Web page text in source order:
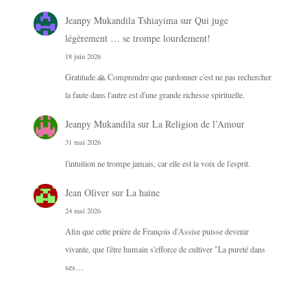
Jeanpy Mukandila Tshiayimasur Qui juge
légèrement … se trompe lourdement!
18 juin 2026
Gratitude 🙏 Comprendre que pardonner c'est ne pas rechercher
la faute dans l'autre est d'une grande richesse spirituelle.
Jeanpy Mukandilasur La Religion de l’Amour
31 mai 2026
l'intuition ne trompe jamais, car elle est la voix de l'esprit.
Jean Oliversur La haine
24 mai 2026
Afin que cette prière de François d'Assise puisse devenir
vivante, que l'être humain s'efforce de cultiver "La pureté dans
ses…